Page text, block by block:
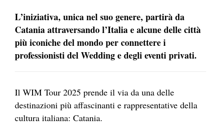
L’iniziativa, unica nel suo genere, partirà da
Catania attraversando l’Italia e alcune delle città
più iconiche del mondo per connettere i
professionisti del Wedding e degli eventi privati.
Il WIM Tour 2025 prende il via da una delle
destinazioni più affascinanti e rappresentative della
cultura italiana: Catania.